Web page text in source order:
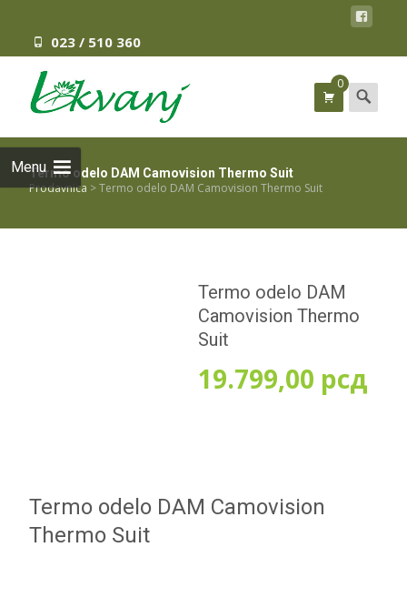
023 / 510 360
Menu
0 Search
for:
Termo odelo DAM Camovision Thermo Suit
Prodavnica >Termo odelo DAM Camovision Thermo Suit
Termo odelo DAM
Camovision Thermo
Suit
19.799,00 рсд
Termo odelo DAM Camovision
Thermo Suit